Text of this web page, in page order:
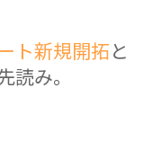
ト新規開拓と
読み。